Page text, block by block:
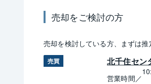
売却をご検討の方
売却を検討している方、まずは推
売買 北千住セン
営業時間／